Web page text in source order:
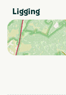
Grootte van
Groot
Ligging